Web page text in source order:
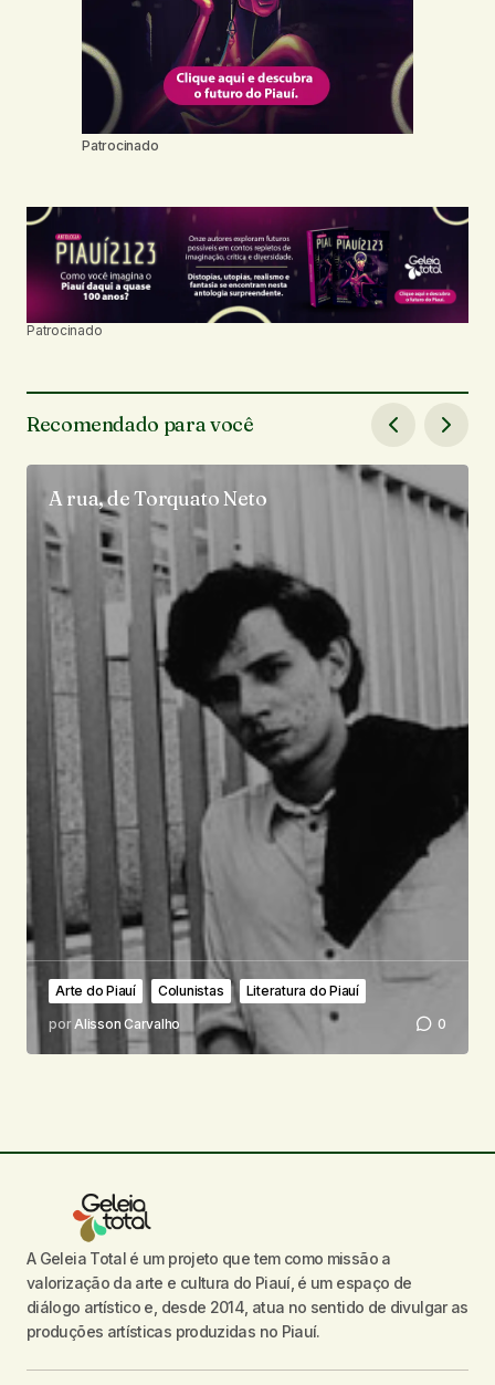
Patrocinado
Patrocinado
Recomendado para você
A rua, de Torquato Neto
Arte do Piauí Colunistas
Literatura do Piauí
por Alisson Carvalho 0
A Geleia Total é um projeto que tem como missão a
valorização da arte e cultura do Piauí, é um espaço de
diálogo artístico e, desde 2014, atua no sentido de divulgar as
produções artísticas produzidas no Piauí.